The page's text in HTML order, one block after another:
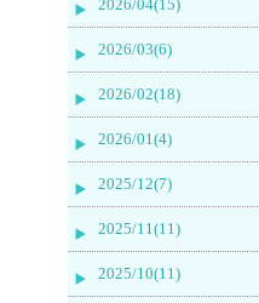
2026/04(15)
2026/03(6)
2026/02(18)
2026/01(4)
2025/12(7)
2025/11(11)
2025/10(11)